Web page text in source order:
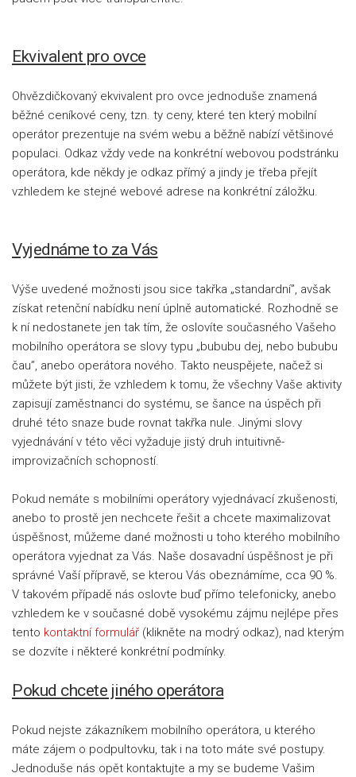
Ekvivalent pro ovce
Ohvězdičkovaný ekvivalent pro ovce jednoduše znamená
běžné ceníkové ceny, tzn. ty ceny, které ten který mobilní
operátor prezentuje na svém webu a běžně nabízí většinové
populaci. Odkaz vždy vede na konkrétní webovou podstránku
operátora, kde někdy je odkaz přímý a jindy je třeba přejít
vzhledem ke stejné webové adrese na konkrétní záložku.
Vyjednáme to za Vás
Výše uvedené možnosti jsou sice takřka „standardní”, avšak
získat retenční nabídku není úplně automatické. Rozhodně se
k ní nedostanete jen tak tím, že oslovíte současného Vašeho
mobilního operátora se slovy typu „bububu dej, nebo bububu
čau”, anebo operátora nového. Takto neuspějete, načež si
můžete být jisti, že vzhledem k tomu, že všechny Vaše aktivity
zapisují zaměstnanci do systému, se šance na úspěch při
druhé této snaze bude rovnat takřka nule. Jinými slovy
vyjednávání v této věci vyžaduje jistý druh intuitivně-
improvizačních schopností.
Pokud nemáte s mobilními operátory vyjednávací zkušenosti,
anebo to prostě jen nechcete řešit a chcete maximalizovat
úspěšnost, můžeme dané možnosti u toho kterého mobilního
operátora vyjednat za Vás. Naše dosavadní úspěšnost je při
správné Vaší přípravě, se kterou Vás obeznámíme, cca 90 %.
V takovém případě nás oslovte buď přímo telefonicky, anebo
vzhledem ke v současné době vysokému zájmu nejlépe přes
tento kontaktní formulář (klikněte na modrý odkaz), nad kterým
se dozvíte i některé konkrétní podmínky.
Pokud chcete jiného operátora
Pokud nejste zákazníkem mobilního operátora, u kterého
máte zájem o podpultovku, tak i na toto máte své postupy.
Jednoduše nás opět kontaktujte a my se budeme Vašim